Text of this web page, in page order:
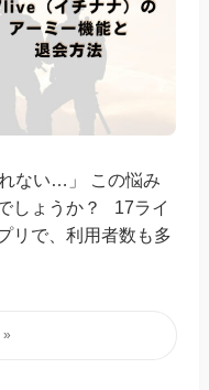
ない…」 この悩み
しょうか？ 17ライ
リで、利用者数も多